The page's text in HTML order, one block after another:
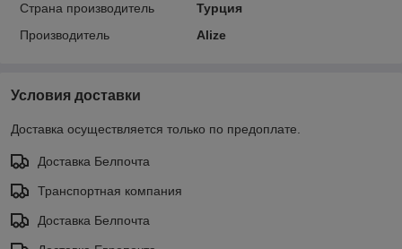
Страна производитель
Турция
Производитель
Alize
Условия доставки
Доставка осуществляется только по предоплате.
Доставка Белпочта
Транспортная компания
Доставка Белпочта